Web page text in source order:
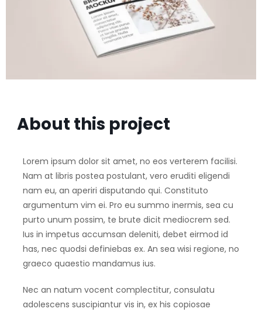
About this project
Lorem ipsum dolor sit amet, no eos verterem facilisi.
Nam at libris postea postulant, vero eruditi eligendi
nam eu, an aperiri disputando qui. Constituto
argumentum vim ei. Pro eu summo inermis, sea cu
purto unum possim, te brute dicit mediocrem sed.
Ius in impetus accumsan deleniti, debet eirmod id
has, nec quodsi definiebas ex. An sea wisi regione, no
graeco quaestio mandamus ius.
Nec an natum vocent complectitur, consulatu
adolescens suscipiantur vis in, ex his copiosae